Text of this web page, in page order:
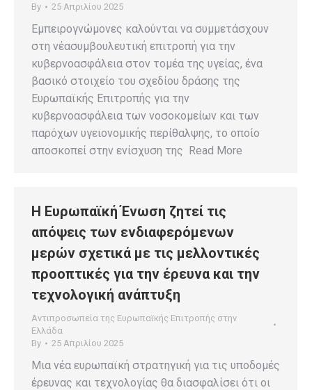
By 25 Απριλίου 2025
Εμπειρογνώμονες καλούνται να συμμετάσχουν
στη νέασυμβουλευτική επιτροπή για την
κυβερνοασφάλεια στον τομέα της υγείας, ένα
βασικό στοιχείο του σχεδίου δράσης της
Ευρωπαϊκής Επιτροπής για την
κυβερνοασφάλεια των νοσοκομείων και των
παρόχων υγειονομικής περίθαλψης, το οποίο
αποσκοπεί στην ενίσχυση της Read More
Η Ευρωπαϊκή Ένωση ζητεί τις
απόψεις των ενδιαφερόμενων
μερών σχετικά με τις μελλοντικές
προοπτικές για την έρευνα και την
τεχνολογική ανάπτυξη
Αντιπροσωπεία της Ευρωπαϊκής Επιτροπής στην
Ελλάδα
By
25 Απριλίου 2025
Μια νέα ευρωπαϊκή στρατηγική για τις υποδομές
έρευνας και τεχνολογίας θα διασφαλίσει ότι οι